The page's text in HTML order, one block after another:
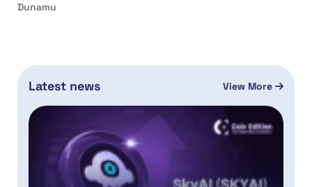
Dunamu
Latest news View More